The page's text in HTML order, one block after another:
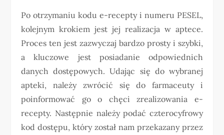
Po otrzymaniu kodu e-recepty i numeru PESEL,
kolejnym krokiem jest jej realizacja w aptece.
Proces ten jest zazwyczaj bardzo prosty i szybki,
a kluczowe jest posiadanie odpowiednich
danych dostępowych. Udając się do wybranej
apteki, należy zwrócić się do farmaceuty i
poinformować go o chęci zrealizowania e-
recepty. Następnie należy podać czterocyfrowy
kod dostępu, który został nam przekazany przez